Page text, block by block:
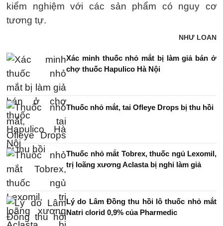
kiểm nghiệm với các sản phẩm có nguy cơ
tương tự.
NHƯ LOAN
Xác minh thuốc nhỏ mắt bị làm giả bán ở
chợ thuốc Hapulico Hà Nội
Thuốc nhỏ mắt, tai Ofleye Drops bị thu hồi
Thuốc nhỏ mắt Tobrex, thuốc ngủ Lexomil,
trị loãng xương Aclasta bị nghi làm giả
Lý do Lâm Đồng thu hồi lô thuốc nhỏ mắt
Natri clorid 0,9% của Pharmedic